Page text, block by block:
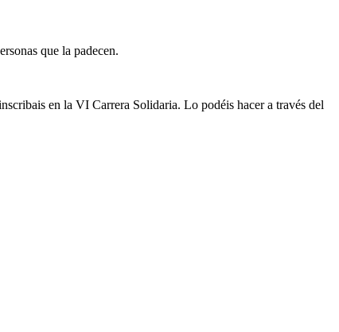
que la padecen.
en la VI Carrera Solidaria. Lo podéis hacer a través del